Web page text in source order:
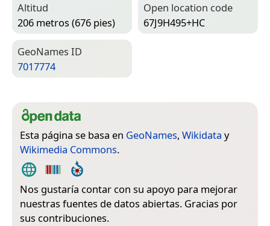
Altitud
206 metros (676 pies)
Open location code
67J9H495+HC
Geo­Names ID
7017774
Esta página se basa en GeoNames, Wikidata y
Wikimedia Commons.
Nos gustaría contar con su apoyo para mejorar
nuestras fuentes de datos abiertas. Gracias por
sus contribuciones.